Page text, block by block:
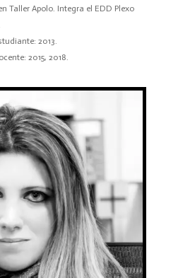
Taller Apolo. Integra el EDD Plexo
2013.
2015, 2018.